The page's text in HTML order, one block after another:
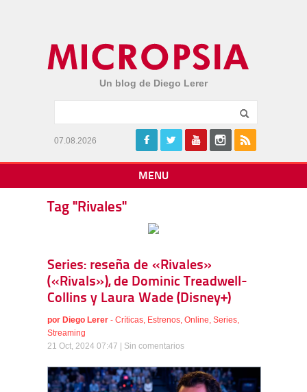
Un blog de Diego Lerer
07.08.2026
MENU
Tag "Rivales"
Series: reseña de «Rivales»
(«Rivals»), de Dominic Treadwell-
Collins y Laura Wade (Disney+)
por Diego Lerer - Críticas, Estrenos, Online, Series,
Streaming
21 Oct, 2024 07:47 | Sin comentarios